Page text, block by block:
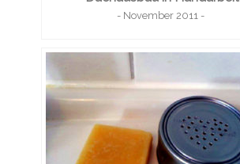
- November 2011 -